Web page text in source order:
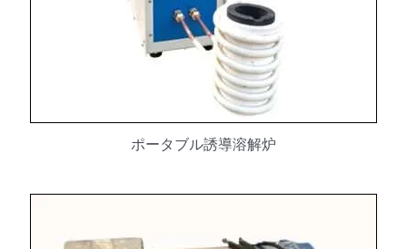
ポータブル誘導溶解炉